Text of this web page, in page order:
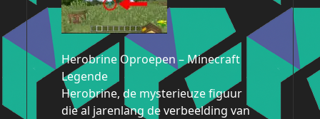
Herobrine Oproepen – Minecraft
Legende
Herobrine, de mysterieuze figuur
die al jarenlang de verbeelding van